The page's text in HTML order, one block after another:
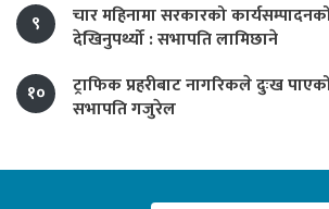
९
चार महिनामा सरकारको
देखिनुपर्थ्यो : सभापति लामिछाने
१०
ट्राफिक प्रहरीबाट नागरिकले दुःख
सभापति गजुरेल